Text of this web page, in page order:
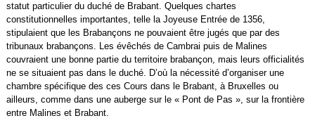
statut particulier du duché de Brabant. Quelques chartes
constitutionnelles importantes, telle la Joyeuse Entrée de 1356,
stipulaient que les Brabançons ne pouvaient être jugés que par des
tribunaux brabançons. Les évêchés de Cambrai puis de Malines
couvraient une bonne partie du territoire brabançon, mais leurs officialités
ne se situaient pas dans le duché. D’où la nécessité d’organiser une
chambre spécifique des ces Cours dans le Brabant, à Bruxelles ou
ailleurs, comme dans une auberge sur le « Pont de Pas », sur la frontière
entre Malines et Brabant.